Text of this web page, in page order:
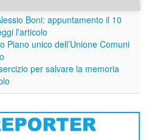
Boni: appuntamento il 10
l'articolo
Piano unico dell’Unione Comuni
per salvare la memoria